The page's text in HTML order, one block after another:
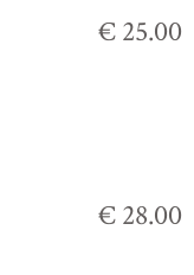
€ 25.00
€ 28.00